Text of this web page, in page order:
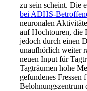
zu sein scheint. Die
bei ADHS-
neuronalen
auf Hochtouren, die
jedoch durch einen
unaufhörlich weiter
neuen Input für
Tagträumen hohe
gefundenes Fressen
Belohnungszentrum